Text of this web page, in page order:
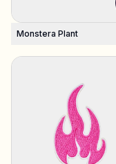
Monstera Plant